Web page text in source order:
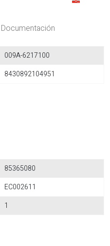
Documentación
009A-6217100
8430892104951
85365080
EC002611
1